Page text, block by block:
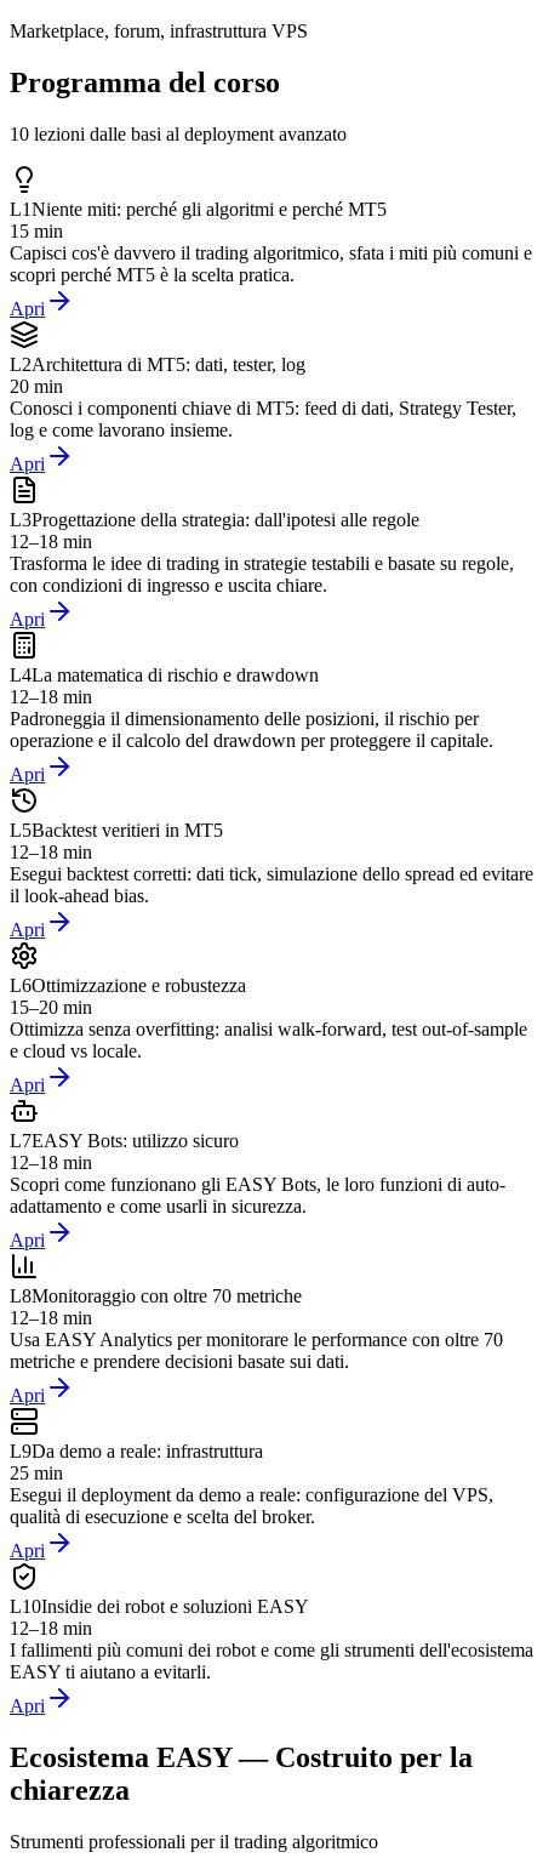
Marketplace, forum, infrastruttura VPS
Programma del corso
10 lezioni dalle basi al deployment avanzato
L1Niente miti: perché gli algoritmi e perché MT5
15 min
Capisci cos'è davvero il trading algoritmico, sfata i miti più comuni e
scopri perché MT5 è la scelta pratica.
Apri
L2Architettura di MT5: dati, tester, log
20 min
Conosci i componenti chiave di MT5: feed di dati, Strategy Tester,
log e come lavorano insieme.
Apri
L3Progettazione della strategia: dall'ipotesi alle regole
12–18 min
Trasforma le idee di trading in strategie testabili e basate su regole,
con condizioni di ingresso e uscita chiare.
Apri
L4La matematica di rischio e drawdown
12–18 min
Padroneggia il dimensionamento delle posizioni, il rischio per
operazione e il calcolo del drawdown per proteggere il capitale.
Apri
L5Backtest veritieri in MT5
12–18 min
Esegui backtest corretti: dati tick, simulazione dello spread ed evitare
il look-ahead bias.
Apri
L6Ottimizzazione e robustezza
15–20 min
Ottimizza senza overfitting: analisi walk-forward, test out-of-sample
e cloud vs locale.
Apri
L7EASY Bots: utilizzo sicuro
12–18 min
Scopri come funzionano gli EASY Bots, le loro funzioni di auto-
adattamento e come usarli in sicurezza.
Apri
L8Monitoraggio con oltre 70 metriche
12–18 min
Usa EASY Analytics per monitorare le performance con oltre 70
metriche e prendere decisioni basate sui dati.
Apri
L9Da demo a reale: infrastruttura
25 min
Esegui il deployment da demo a reale: configurazione del VPS,
qualità di esecuzione e scelta del broker.
Apri
L10Insidie dei robot e soluzioni EASY
12–18 min
I fallimenti più comuni dei robot e come gli strumenti dell'ecosistema
EASY ti aiutano a evitarli.
Apri
Ecosistema EASY — Costruito per la
chiarezza
Strumenti professionali per il trading algoritmico